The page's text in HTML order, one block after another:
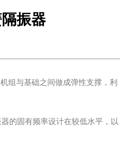
振器
组与基础之间做成弹性支撑，利
的固有频率设计在较低水平，以